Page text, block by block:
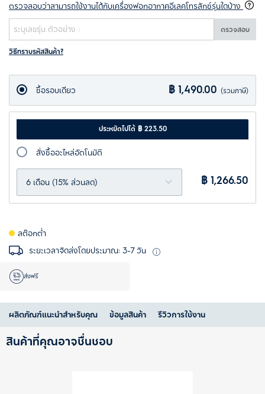
ตรวจสอบว่าสามารถใช้งานได้กับเครื่องฟอกอากาศอีเลคโทรลักซ์รุ่นใดบ้าง
ตรวจสอบ
วิธีทราบรหัสสินค้า?
ซื้อรอบเดียว ฿ 1,490.00 (รวมภาษี)
ประหยัดไปได้ ฿ 223.50
สั่งซื้ออะไหล่อัตโนมัติ
6 เดือน (15% ส่วนลด) ฿ 1,266.50
สต๊อกต่ำ
ระยะเวลาจัดส่งโดยประมาณ: 3-7 วัน
ส่งฟรี
ผลิตภัณฑ์แนะนำสำหรับคุณ ข้อมูลสินค้า รีวิวการใช้งาน
สินค้าที่คุณอาจชื่นชอบ